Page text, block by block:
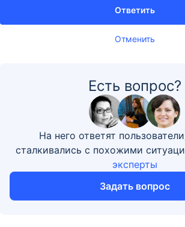
Отменить
Ответить
Есть вопрос?
На него ответят
сталкивались с похожими
эксперты
Задать вопрос